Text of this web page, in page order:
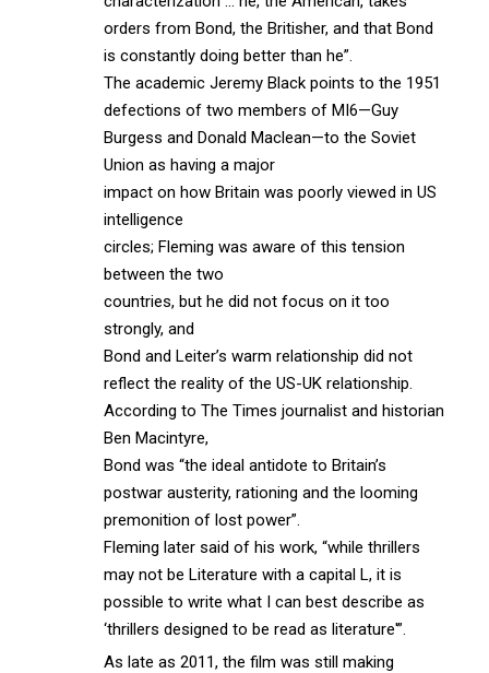
orders from Bond, the Britisher, and that Bond
is constantly doing better than he”.
The academic Jeremy Black points to the 1951
defections of two members of MI6—Guy
Burgess and Donald Maclean—to the Soviet
Union as having a major
impact on how Britain was poorly viewed in US
intelligence
circles; Fleming was aware of this tension
between the two
countries, but he did not focus on it too
strongly, and
Bond and Leiter’s warm relationship did not
reflect the reality of the US-UK relationship.
According to The Times journalist and historian
Ben Macintyre,
Bond was “the ideal antidote to Britain’s
postwar austerity, rationing and the looming
premonition of lost power”.
Fleming later said of his work, “while thrillers
may not be Literature with a capital L, it is
possible to write what I can best describe as
‘thrillers designed to be read as literature'”.
As late as 2011, the film was still making